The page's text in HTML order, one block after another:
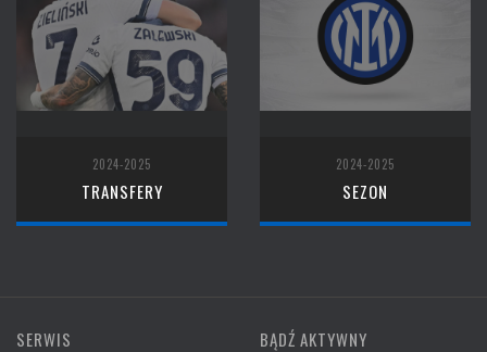
2024-2025
TRANSFERY
2024-2025
SEZON
SERWIS BĄDŹ AKTYWNY